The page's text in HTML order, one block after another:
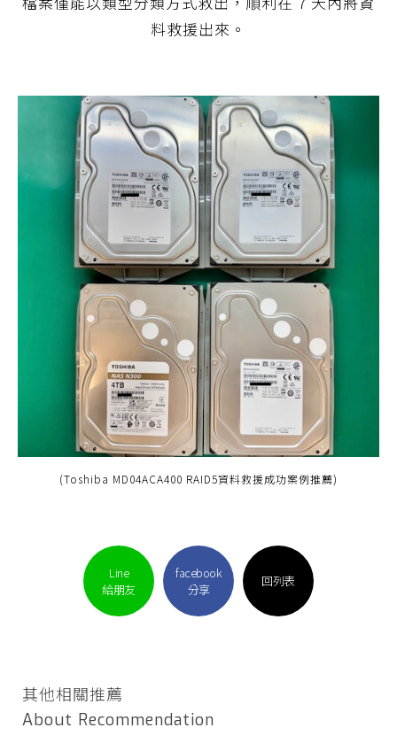
料救援出來。
(Toshiba MD04ACA400 RAID5資料救援成功案例推薦)
Line
給朋友
facebook
分享
回列表
其他相關推薦
About Recommendation